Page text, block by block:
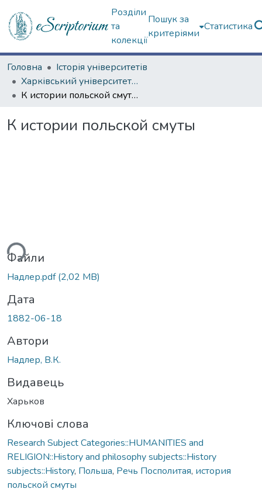
Розділи
та
колекції
Пошук за
критеріями
Статистика
Головна
Історія університетів
Харківський університет (сторінками періодичних видань)
К истории польской смуты
К истории польской смуты
Файли
Надлер.pdf(2,02 MB)
Дата
1882-06-18
Автори
Надлер, В.К.
Видавець
Харьков
Ключові слова
Research Subject Categories::HUMANITIES and
RELIGION::History and philosophy subjects::History
subjects::History, Польша, Речь Посполитая, история
польской смуты